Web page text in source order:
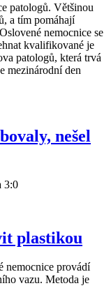
patologů. Většinou
a tím pomáhají
nemocnice se
kvalifikované je
patologů, která trvá
mezinárodní den
nešel
3:0
plastikou
nemocnice provádí
vazu. Metoda je